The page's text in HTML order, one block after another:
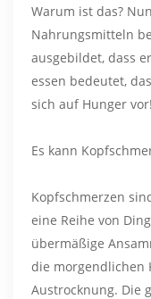
Warum ist das?
Nahrungsmitteln
ausgebildet, dass
essen bedeutet,
sich auf Hunger vor!
Es kann
Kopfschmerzen
eine Reihe von
übermäßige
die morgendlichen
Austrocknung. Die